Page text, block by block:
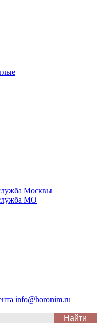
Москвы
МО
info@horonim.ru